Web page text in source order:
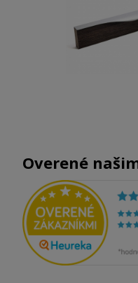
Overené